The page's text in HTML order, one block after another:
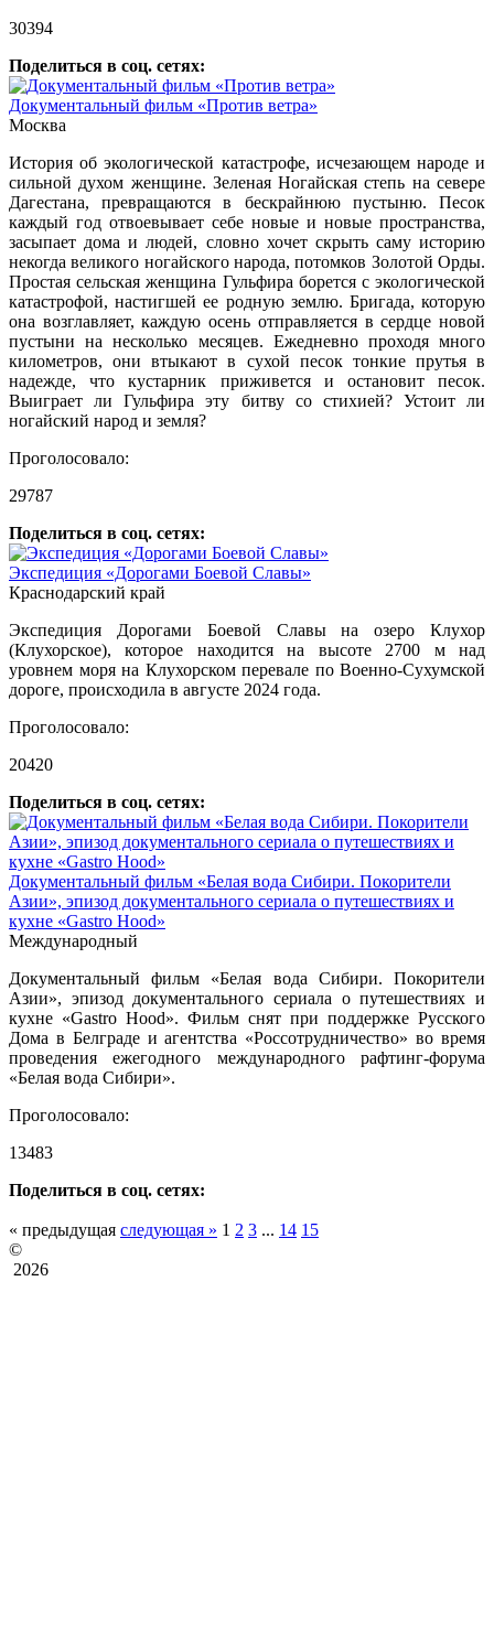
30394
Поделиться в соц. сетях:
Документальный фильм «Против ветра»
Москва
История об экологической катастрофе, исчезающем народе и
сильной духом женщине. Зеленая Ногайская степь на севере
Дагестана, превращаются в бескрайнюю пустыню. Песок
каждый год отвоевывает себе новые и новые пространства,
засыпает дома и людей, словно хочет скрыть саму историю
некогда великого ногайского народа, потомков Золотой Орды.
Простая сельская женщина Гульфира борется с экологической
катастрофой, настигшей ее родную землю. Бригада, которую
она возглавляет, каждую осень отправляется в сердце новой
пустыни на несколько месяцев. Ежедневно проходя много
километров, они втыкают в сухой песок тонкие прутья в
надежде, что кустарник приживется и остановит песок.
Выиграет ли Гульфира эту битву со стихией? Устоит ли
ногайский народ и земля?
Проголосовало:
29787
Поделиться в соц. сетях:
Экспедиция «Дорогами Боевой Славы»
Краснодарский край
Экспедиция Дорогами Боевой Славы на озеро Клухор
(Клухорское), которое находится на высоте 2700 м над
уровнем моря на Клухорском перевале по Военно-Сухумской
дороге, происходила в августе 2024 года.
Проголосовало:
20420
Поделиться в соц. сетях:
Документальный фильм «Белая вода Сибири. Покорители
Азии», эпизод документального сериала о путешествиях и
кухне «Gastro Hood»
Международный
Документальный фильм «Белая вода Сибири. Покорители
Азии», эпизод документального сериала о путешествиях и
кухне «Gastro Hood». Фильм снят при поддержке Русского
Дома в Белграде и агентства «Россотрудничество» во время
проведения ежегодного международного рафтинг-форума
«Белая вода Сибири».
Проголосовало:
13483
Поделиться в соц. сетях:
« предыдущая следующая » 1 2 3 ... 14 15
©
2026